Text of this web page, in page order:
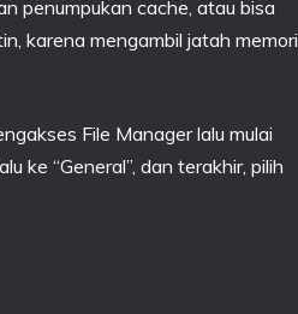
penumpukan cache, atau bisa
karena mengambil jatah memori
File Manager lalu mulai
ke “General”, dan terakhir, pilih